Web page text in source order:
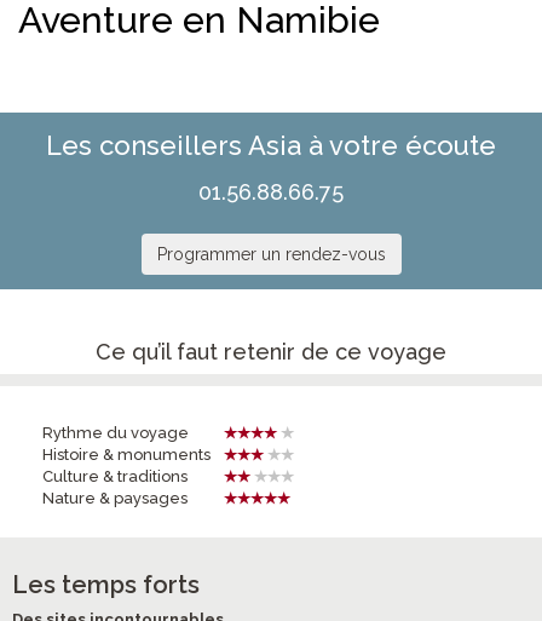
Aventure en Namibie
Les conseillers Asia à votre écoute
01.56.88.66.75
Programmer un rendez-vous
Ce qu’il faut retenir de ce voyage
Rythme du voyage
Histoire & monuments
Culture & traditions
Nature & paysages
Les temps forts